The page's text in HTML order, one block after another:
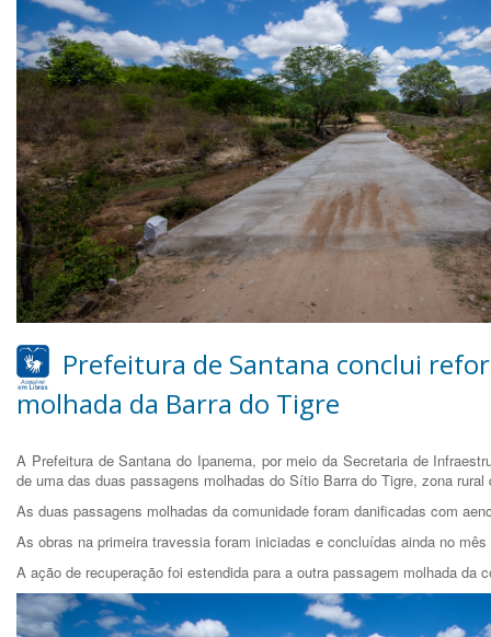
Prefeitura de Santana conclui
molhada da Barra do Tigre
A Prefeitura de Santana do Ipanema, por meio da Secretaria de
de uma das duas passagens molhadas do Sítio Barra do Tigre, zona rural
As duas passagens molhadas da comunidade foram danificadas com
As obras na primeira travessia foram iniciadas e concluídas ainda no
A ação de recuperação foi estendida para a outra passagem molhada da